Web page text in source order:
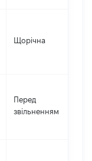
Щорічна
Перед
звільненням